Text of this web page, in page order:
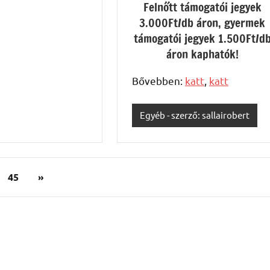
Felnőtt támogatói jegyek
3.000Ft/db áron, gyermek
támogatói jegyek 1.500Ft/
áron kaphatók!
Bővebben: katt, katt
Egyéb - szerző: sallairobert
45
Next
»